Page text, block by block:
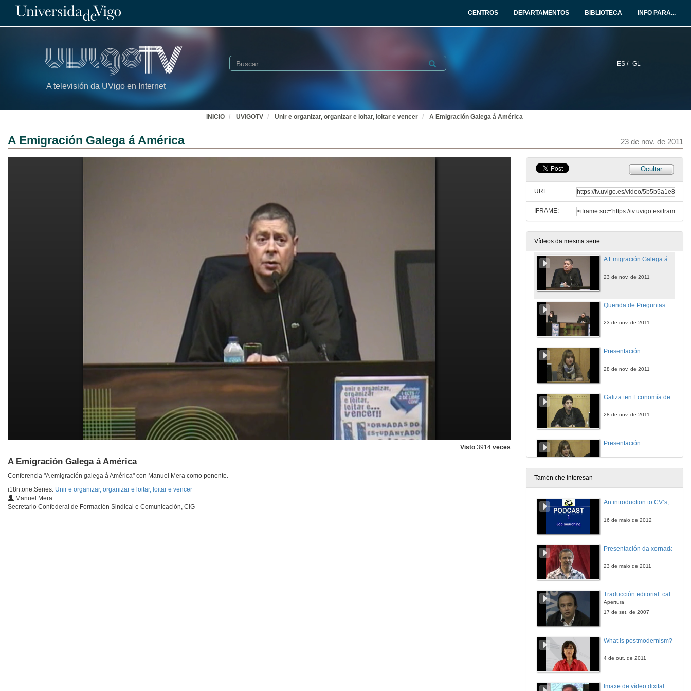
CENTROS DEPARTAMENTOS BIBLIOTECA INFO PARA...
A televisión da UVigo en Internet
ES / GL
Buscar Submit
INICIO UVIGOTV Unir e organizar, organizar e loitar, loitar e vencer A Emigración Galega á América
A Emigración Galega á América 23 de nov. de 2011
Visto 3914 veces
A Emigración Galega á América
Conferencia "A emigración galega á América" con Manuel Mera como ponente.
i18n.one.Series: Unir e organizar, organizar e loitar, loitar e vencer
Manuel Mera
Secretario Confederal de Formación Sindical e Comunicación, CIG
Ocultar
URL:
IFRAME:
Vídeos da mesma serie
Quenda de Preguntas
21 de nov. de 2011
Música Tradicional
Presentación
23 de nov. de 2011
A Emigración Galega á América
23 de nov. de 2011
Quenda de Preguntas
23 de nov. de 2011
Presentación
28 de nov. de 2011
28 de nov. de 2011
Presentación
Economías Alternativas. Cuba
29 de nov. de 2011
29 de nov. de 2011
Tamén che interesan
An introduction to CV’s, letters, and job searching
16 de maio de 2012
Presentación da xornada
23 de maio de 2011
Traducción editorial: calidade e xestión de proxectos
Apertura
17 de set. de 2007
What is postmodernism?
4 de out. de 2011
Imaxe de vídeo dixital